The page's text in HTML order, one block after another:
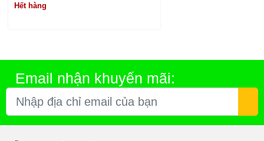
Hết hàng
Email nhận khuyến mãi: